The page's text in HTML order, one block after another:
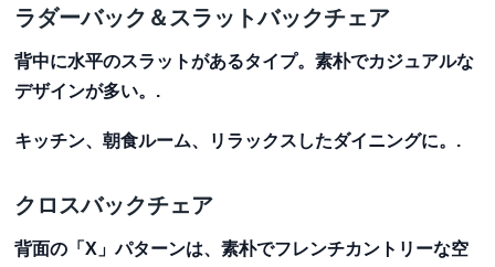
ラダーバック＆スラットバックチェア
背中に水平のスラットがあるタイプ。素朴でカジュアルな
デザインが多い。.
キッチン、朝食ルーム、リラックスしたダイニングに。.
クロスバックチェア
背面の「X」パターンは、素朴でフレンチカントリーな空